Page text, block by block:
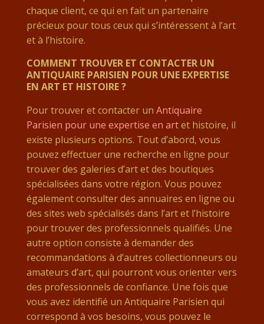
chaque client, ce qui en fait un partenaire
précieux pour tous ceux qui s’intéressent à l’art
et à l’histoire.
COMMENT TROUVER ET CONTACTER UN
ANTIQUAIRE PARISIEN POUR UNE EXPERTISE
EN ART ET HISTOIRE ?
Pour trouver et contacter un Antiquaire
Parisien pour une expertise en artet histoire, il
existe plusieurs options. Tout d’abord, vous
pouvez effectuer une recherche en ligne pour
trouver des galeries d’art et des boutiques
spécialisées dans votre région. Vous pouvez
également consulter des annuaires en ligne ou
des sites web spécialisés dans l’art et l’histoire
pour trouver des professionnels qualifiés. Une
autre option consiste à demander des
recommandations à d’autres collectionneurs ou
amateurs d’art, qui pourront vous orienter vers
des professionnels de confiance. Une fois que
vous avez identifié un Antiquaire Parisien qui
correspond à vos besoins, vous pouvez le